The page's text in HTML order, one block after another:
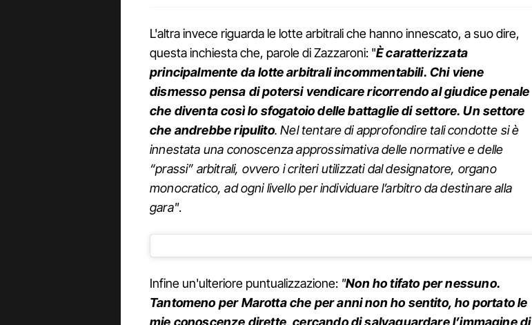
L'altra invece riguarda le lotte arbitrali che hanno innescato, a suo dire,
questa inchiesta che, parole di Zazzaroni: "È caratterizzata
principalmente da lotte arbitrali incommentabili. Chi viene
dismesso pensa di potersi vendicare ricorrendo al giudice penale
che diventa così lo sfogatoio delle battaglie di settore. Un settore
che andrebbe ripulito. Nel tentare di approfondire tali condotte si è
innestata una conoscenza approssimativa delle normative e delle
“prassi” arbitrali, ovvero i criteri utilizzati dal designatore, organo
monocratico, ad ogni livello per individuare l’arbitro da destinare alla
gara".
Infine un'ulteriore puntualizzazione: "Non ho tifato per nessuno.
Tantomeno per Marotta che per anni non ho sentito, ho portato le
mie conoscenze dirette, cercando di salvaguardare l’immagine di